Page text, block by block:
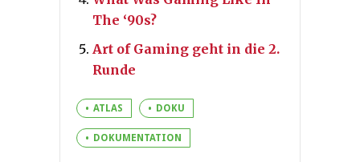
The ‘90s?
Art of Gaming geht in die 2.
Runde
ATLAS DOKU
DOKUMENTATION